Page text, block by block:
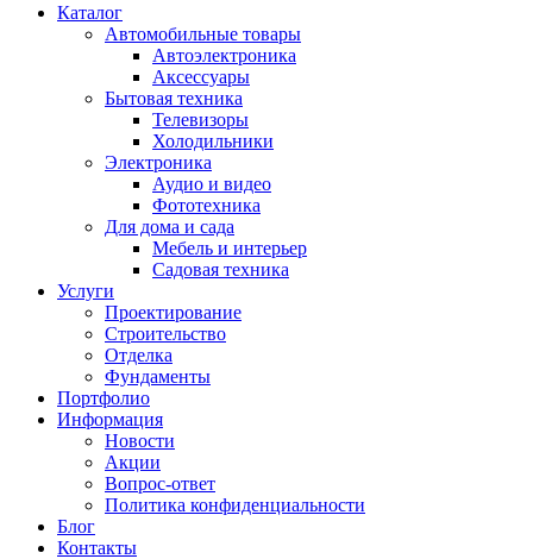
Каталог
Автомобильные товары
Автоэлектроника
Аксессуары
Бытовая техника
Телевизоры
Холодильники
Электроника
Аудио и видео
Фототехника
Для дома и сада
Мебель и интерьер
Садовая техника
Услуги
Проектирование
Строительство
Отделка
Фундаменты
Портфолио
Информация
Новости
Акции
Вопрос-ответ
Политика конфиденциальности
Блог
Контакты